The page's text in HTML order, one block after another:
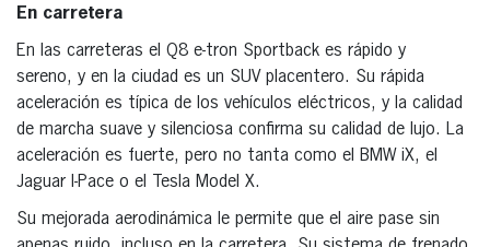
En carretera
En las carreteras el Q8 e-tron Sportback es rápido y
sereno, y en la ciudad es un SUV placentero. Su rápida
aceleración es típica de los vehículos eléctricos, y la calidad
de marcha suave y silenciosa confirma su calidad de lujo. La
aceleración es fuerte, pero no tanta como el BMW iX, el
Jaguar I-Pace o el Tesla Model X.
Su mejorada aerodinámica le permite que el aire pase sin